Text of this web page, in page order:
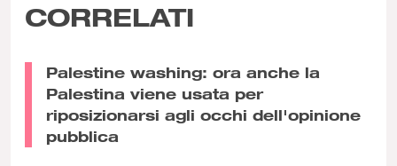
CORRELATI
Palestine washing: ora anche la
Palestina viene usata per
riposizionarsi agli occhi dell'opinione
pubblica